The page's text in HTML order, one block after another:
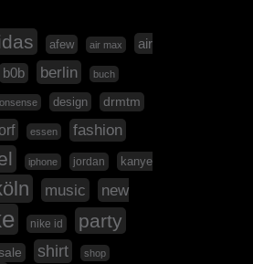
afew air max
air
b0b berlin buch
design drmtm
essen fashion
iphone jordan kanye
music
new
nike id party
shirt shop